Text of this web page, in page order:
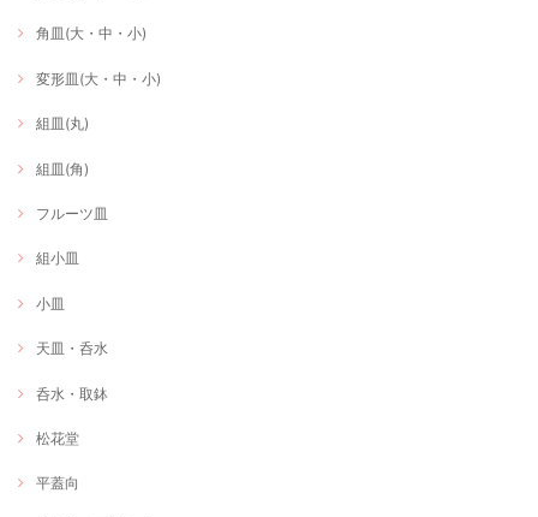
角皿(大・中・小)
変形皿(大・中・小)
組皿(丸)
組皿(角)
フルーツ皿
組小皿
小皿
天皿・呑水
呑水・取鉢
松花堂
平蓋向